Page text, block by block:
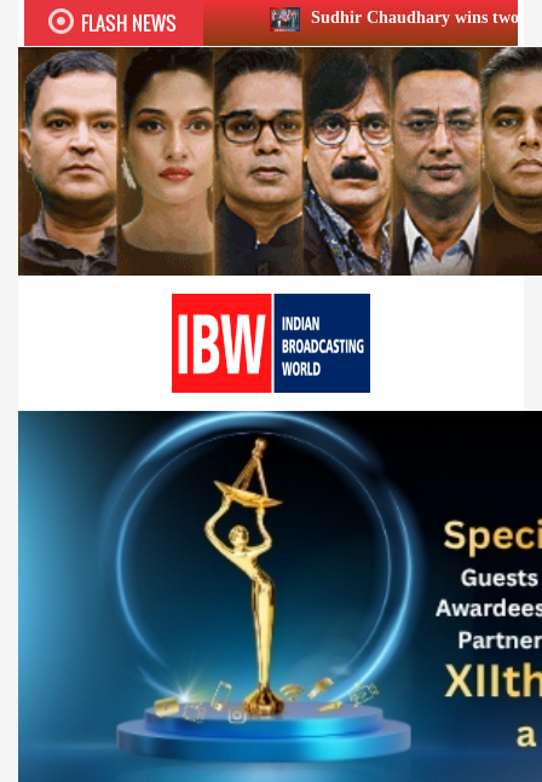
FLASH NEWSSudhir Chaudhary wins two big Honours at XIIᵗʰ